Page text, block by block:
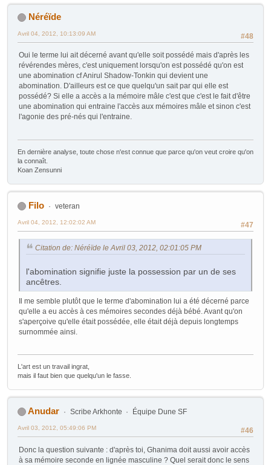
Néréïde
#48
Avril 04, 2012, 10:13:09 AM
Oui le terme lui ait décerné avant qu'elle soit possédé mais d'après les
révérendes mères, c'est uniquement lorsqu'on est possédé qu'on est
une abomination cf Anirul Shadow-Tonkin qui devient une
abomination. D'ailleurs est ce que quelqu'un sait par qui elle est
possédé? Si elle a accès a la mémoire mâle c'est que c'est le fait d'être
une abomination qui entraine l'accès aux mémoires mâle et sinon c'est
l'agonie des pré-nés qui l'entraine.
En dernière analyse, toute chose n'est connue que parce qu'on veut croire qu'on
la connaît.
Koan Zensunni
Filo veteran
#47
Avril 04, 2012, 12:02:02 AM
Citation de: Néréïde le Avril 03, 2012, 02:01:05 PM
l'abomination signifie juste la possession par un de ses
ancêtres.
Il me semble plutôt que le terme d'abomination lui a été décerné parce
qu'elle a eu accès à ces mémoires secondes déjà bébé. Avant qu'on
s'aperçoive qu'elle était possédée, elle était déjà depuis longtemps
surnommée ainsi.
L'art est un travail ingrat,
mais il faut bien que quelqu'un le fasse.
Anudar Scribe Arkhonte Équipe Dune SF
#46
Avril 03, 2012, 05:49:06 PM
Donc la question suivante : d'après toi, Ghanima doit aussi avoir accès
à sa mémoire seconde en lignée masculine ? Quel serait donc le sens